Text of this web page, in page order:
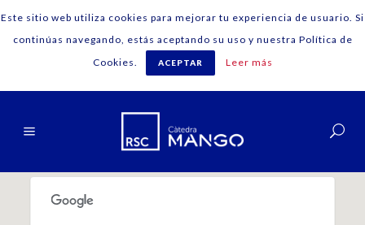
Español
Este sitio web utiliza cookies para mejorar tu experiencia de usuario. Si
continúas navegando, estás aceptando su uso y nuestra Política de
Cookies.
ACEPTAR Leer más